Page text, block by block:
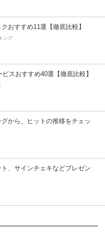
おすすめ11選【徹底比較】
ング
スおすすめ40選【徹底比較】
から、ヒットの推移をチェッ
、サインチェキなどプレゼン